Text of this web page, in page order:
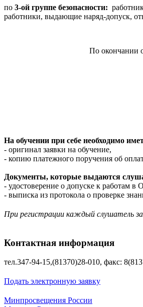
по 3-ой группе безопасности:
работники, выдающие наряд-допуск,
По окончании
На обучении при себе необходимо
- оригинал заявки на обучение,
- копию платежного поручения об
Документы, которые выдаются
- удостоверение о допуске к работам в
- выписка из протокола о проверке
При регистрации каждый слушатель
Контактная информация
тел.347-94-15,(81370)28-010, факс:
Подать электронную заявку
Минпросвещения России